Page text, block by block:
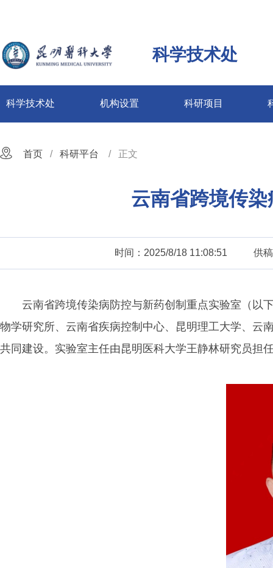
科学技术处
科学技术处 机构设置 科研项目
首页 科研平台 正文
云南省跨境传
时间：2025/8/18 11:08:51 供
云南省跨境传染病防控与新药创制重点实验室（以
物学研究所、云南省疾病控制中心、昆明理工大学、云
共同建设。实验室主任由昆明医科大学王静林研究员担